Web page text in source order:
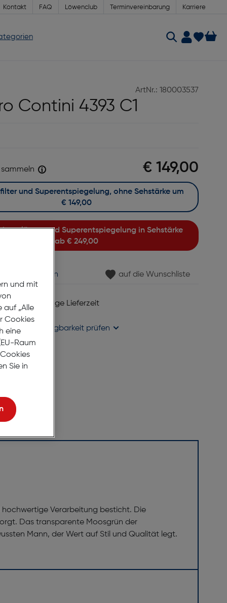
Kontakt FAQ Löwenclub Terminvereinbarung Karriere
ArtNr.: 180003537
Contini 4393 C1
€ 149,00
ab€ 249,00
€ 149,00
vereinbaren auf die Wunschliste
6 bis 8 Werktage Lieferzeit
liefern
in
Verfügbarkeit prüfen
hochwertige Verarbeitung besticht. Die
Das transparente Moosgrün der
Mann, der Wert auf Stil und Qualität legt.
und mit
auf „Alle
Cookies
eine
Raum
Sie in